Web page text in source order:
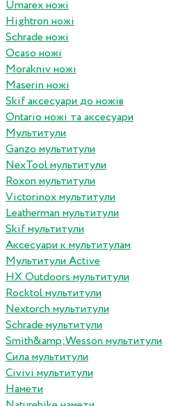
Umarex ножі
Hightron ножі
Schrade ножі
Ocaso ножі
Morakniv ножі
Maserin ножі
Skif аксесуари до ножів
Ontario ножі та аксесуари
Мультитули
Ganzo мультитули
NexTool мультитули
Roxon мультитули
Victorinox мультитули
Leatherman мультитули
Skif мультитули
Аксесуари к мультитулам
Мультитули Active
HX Outdoors мультитули
Rocktol мультитули
Nextorch мультитули
Schrade мультитули
Smith&amp;Wesson мультитули
Сила мультитули
Civivi мультитули
Намети